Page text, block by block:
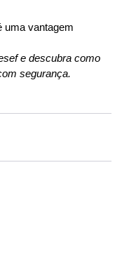
uma vantagem
e descubra como
segurança.